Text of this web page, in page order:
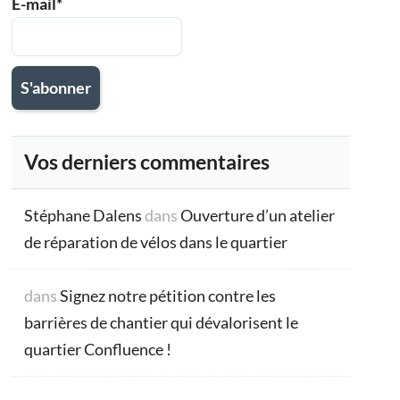
Vos derniers commentaires
Stéphane DalensdansOuverture d’un atelier
de réparation de vélos dans le quartier
dansSignez notre pétition contre les
barrières de chantier qui dévalorisent le
quartier Confluence !